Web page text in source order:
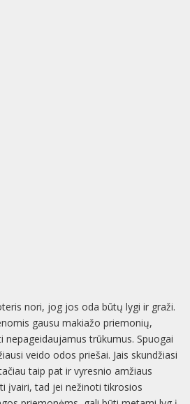
nori, jog jos oda būtų lygi ir graži.
gausu makiažo priemonių,
nepageidaujamus trūkumus. Spuogai
veido odos priešai. Jais skundžiasi
taip pat ir vyresnio amžiaus
įvairi, tad jei nežinoti tikrosios